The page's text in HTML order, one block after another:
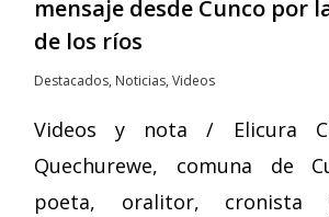
mensaje desde Cunco por
de los ríos
Destacados, Noticias,Videos
Videos y nota / Elicura
Quechurewe, comuna de
poeta, oralitor, cronista